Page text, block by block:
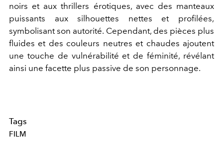
noirs et aux thrillers érotiques, avec des manteaux
puissants aux silhouettes nettes et profilées,
symbolisant son autorité. Cependant, des pièces plus
fluides et des couleurs neutres et chaudes ajoutent
une touche de vulnérabilité et de féminité, révélant
ainsi une facette plus passive de son personnage.
Tags
FILM